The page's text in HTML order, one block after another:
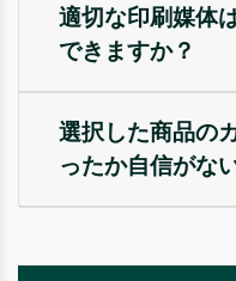
適切な印刷媒体
できますか？
選択した商品の
ったか自信がな